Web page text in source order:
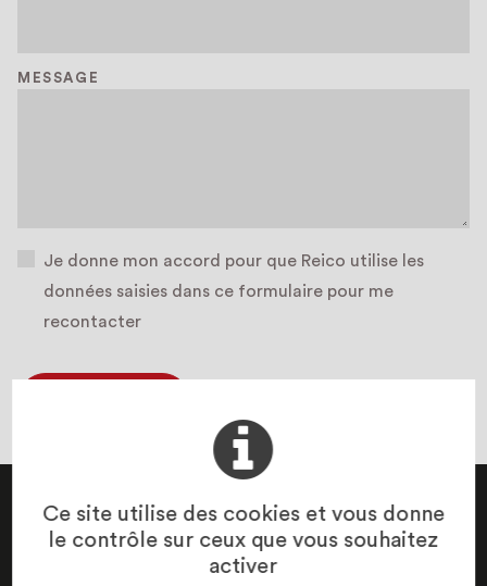
MESSAGE
Je donne mon accord pour que Reico utilise les
données saisies dans ce formulaire pour me
recontacter
Vous avez des questions à nous poser ? Vous souhaitez
avoir des renseignements sur notre entreprise ou nos
Ce site utilise des cookies et vous donne
le contrôle sur ceux que vous souhaitez
activer